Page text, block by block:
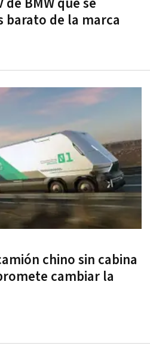
de BMW que se
barato de la marca
chino sin cabina
cambiar la